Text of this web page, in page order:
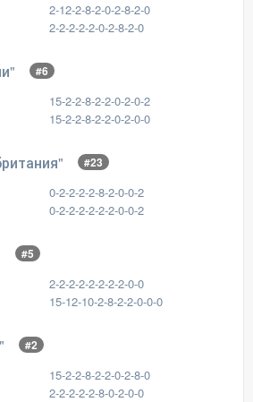
2-12-2-8-2-0-2-8-2-0
2-2-2-2-2-0-2-8-2-0
#6
15-2-2-8-2-2-0-2-0-2
15-2-2-8-2-2-0-2-0-0
#23
0-2-2-2-2-8-2-0-0-2
0-2-2-2-2-2-2-0-0-2
#5
2-2-2-2-2-2-2-2-0-0
15-12-10-2-8-2-2-0-0-0
#2
15-2-2-8-2-2-0-2-8-0
2-2-2-2-2-8-0-2-0-0